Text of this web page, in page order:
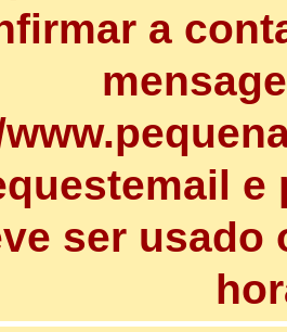
a
ser usado